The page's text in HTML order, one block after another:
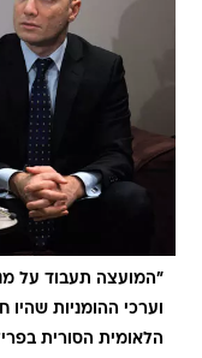
"המועצה תעבוד על
וערכי ההומניות
הלאומית הסורית